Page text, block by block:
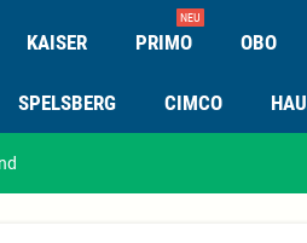
KAISER PRIMO
NEU
OBO
SPELSBERG CIMCO